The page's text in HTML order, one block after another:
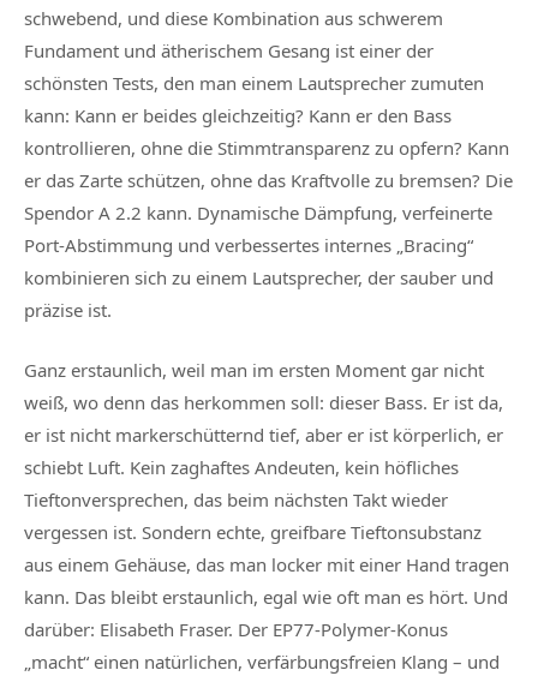
schwebend, und diese Kombination aus schwerem
Fundament und ätherischem Gesang ist einer der
schönsten Tests, den man einem Lautsprecher zumuten
kann: Kann er beides gleichzeitig? Kann er den Bass
kontrollieren, ohne die Stimmtransparenz zu opfern? Kann
er das Zarte schützen, ohne das Kraftvolle zu bremsen? Die
Spendor A 2.2 kann. Dynamische Dämpfung, verfeinerte
Port-Abstimmung und verbessertes internes „Bracing“
kombinieren sich zu einem Lautsprecher, der sauber und
präzise ist.
Ganz erstaunlich, weil man im ersten Moment gar nicht
weiß, wo denn das herkommen soll: dieser Bass. Er ist da,
er ist nicht markerschütternd tief, aber er ist körperlich, er
schiebt Luft. Kein zaghaftes Andeuten, kein höfliches
Tieftonversprechen, das beim nächsten Takt wieder
vergessen ist. Sondern echte, greifbare Tieftonsubstanz
aus einem Gehäuse, das man locker mit einer Hand tragen
kann. Das bleibt erstaunlich, egal wie oft man es hört. Und
darüber: Elisabeth Fraser. Der EP77-Polymer-Konus
„macht“ einen natürlichen, verfärbungsfreien Klang – und